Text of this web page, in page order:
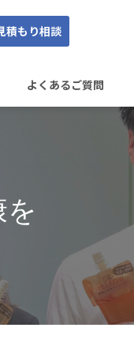
積もり相談
よくあるご質問